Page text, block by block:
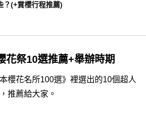
？(+賞櫻行程推薦)
花祭10選推薦+舉辦時期
櫻花名所100選》裡選出的10個超人
推薦給大家。